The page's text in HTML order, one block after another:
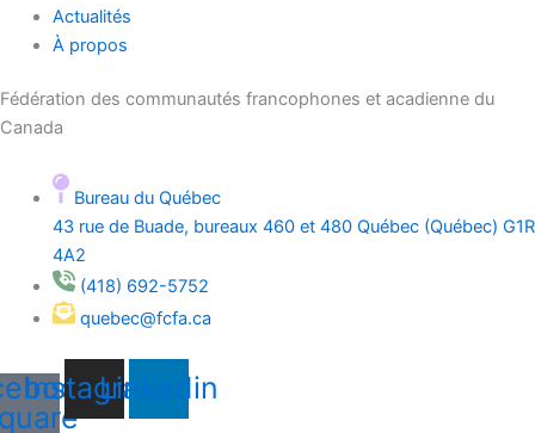
Actualités
À propos
Fédération des communautés francophones et acadienne du
Canada
Bureau du Québec
43 rue de Buade, bureaux 460 et 480 Québec (Québec) G1R
4A2
(418) 692-5752
quebec@fcfa.ca
Instagram
Linkedin